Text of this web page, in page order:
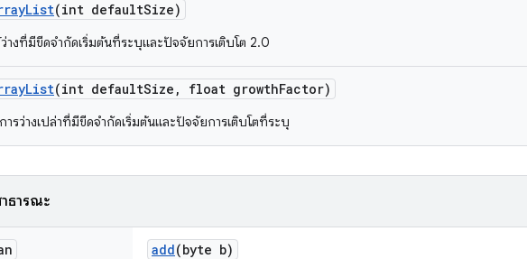
List(int defaultSize)
างที่มีขีดจํากัดเริ่มต้นที่ระบุและปัจจัยการเติบโต 2.0
List(int defaultSize , float growthFactor)
ารว่างเปล่าที่มีขีดจํากัดเริ่มต้นและปัจจัยการเติบโตที่ระบุ
ธารณะ
add(byte b)